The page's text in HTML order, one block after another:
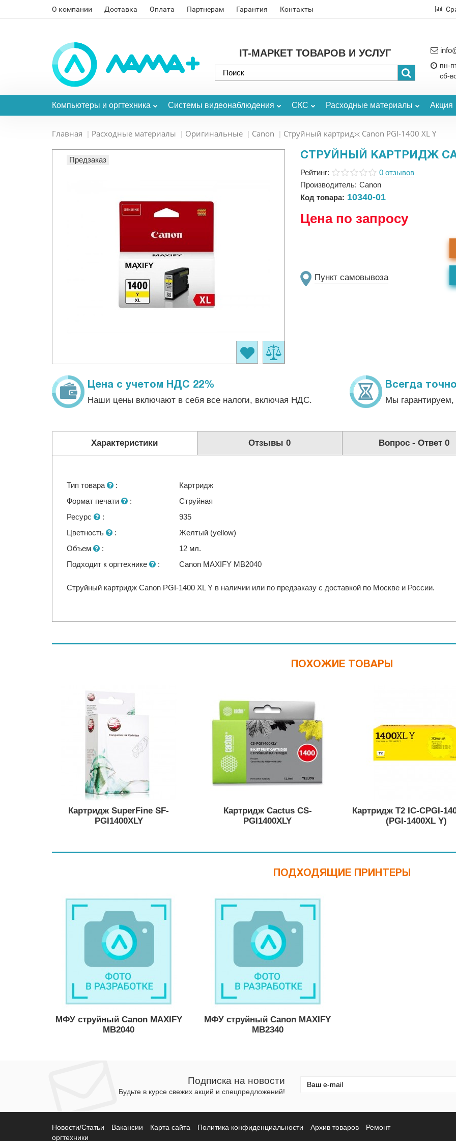
О компании Доставка Оплата Партнерам Гарантия Контакты
IT-МАРКЕТ ТОВАРОВ И УСЛУГ
пн-
сб-
Компьютеры и оргтехника Системы видеонаблюдения СКС Расходные материалы Акция
Главная Расходные материалы Оригинальные Canon Струйный картридж Canon PGI-1400 XL Y
Предзаказ СТРУЙНЫЙ КАРТРИДЖ
Рейтинг:
0 отзывов
Производитель: Canon
Код товара: 10340-01
Цена по запросу
Пункт самовывоза
Цена с учетом НДС 22%
Наши цены включают в себя все налоги, включая НДС.
Всегда
Мы гарантируем,
Характеристики Отзывы 0 Вопрос - Ответ0
Тип товара :
Картридж
Формат печати
:
Струйная
Ресурс
:
935
Цветность
:
Желтый (yellow)
Объем
:
12 мл.
Подходит к оргтехнике
: Canon MAXIFY MB2040
Струйный картридж Canon PGI-1400 XL Y в наличии или по предзаказу с доставкой по Москве и России.
ПОХОЖИЕ ТОВАРЫ
Картридж SuperFine SF-
PGI1400XLY
Картридж Cactus CS-
PGI1400XLY
Картридж T2 IC-CPGI-
(PGI-1400XL Y)
ПОДХОДЯЩИЕ ПРИНТЕРЫ
МФУ струйный Canon MAXIFY
MB2040
МФУ струйный Canon MAXIFY
MB2340
Подписка на новости
Будьте в курсе свежих акций и спецпредложений!
Новости/Статьи Вакансии Карта сайта Политика конфиденциальности Архив товаров
Ремонт
оргтехники